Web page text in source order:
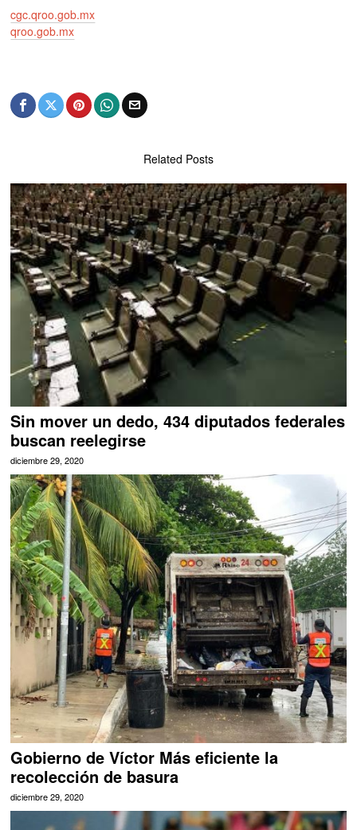
cgc.qroo.gob.mx
qroo.gob.mx
Related Posts
Sin mover un dedo, 434 diputados federales
buscan reelegirse
diciembre 29, 2020
Gobierno de Víctor Más eficiente la
recolección de basura
diciembre 29, 2020